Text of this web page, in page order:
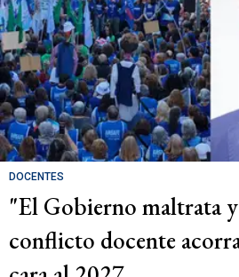
DOCENTES
"El Gobierno maltrata
conflicto docente